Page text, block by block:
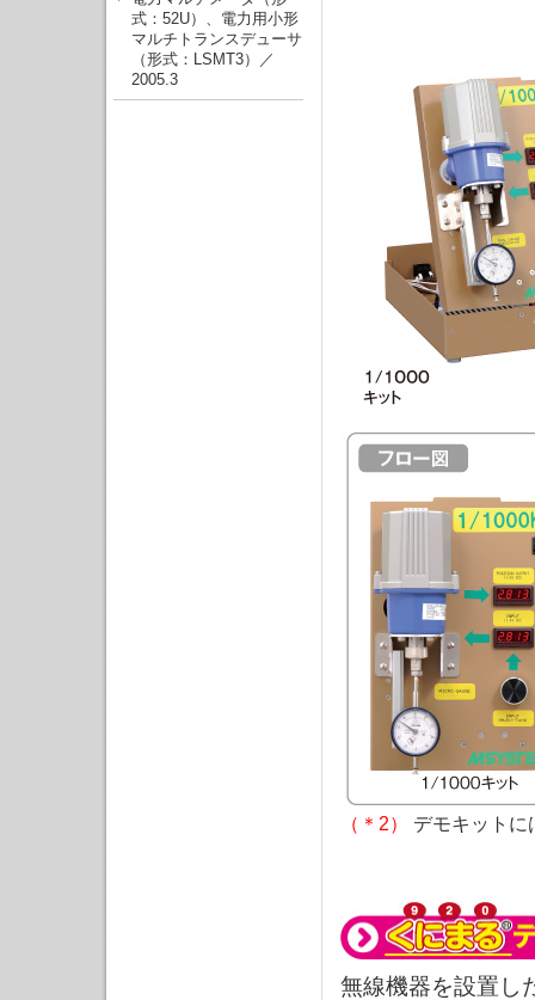
式：52U）、電力用小形
マルチトランスデューサ
（形式：LSMT3）／
2005.3
（＊2） デモキットに
無線機器を設置し